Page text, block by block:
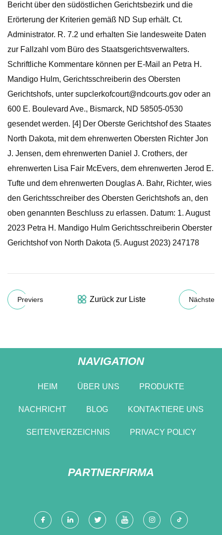
Bericht über den südöstlichen Gerichtsbezirk und die
Erörterung der Kriterien gemäß ND Sup erhält. Ct.
Administrator. R. 7.2 und erhalten Sie landesweite Daten
zur Fallzahl vom Büro des Staatsgerichtsverwalters.
Schriftliche Kommentare können per E-Mail an Petra H.
Mandigo Hulm, Gerichtsschreiberin des Obersten
Gerichtshofs, unter supclerkofcourt@ndcourts.gov oder an
600 E. Boulevard Ave., Bismarck, ND 58505-0530
gesendet werden. [4] Der Oberste Gerichtshof des Staates
North Dakota, mit dem ehrenwerten Obersten Richter Jon
J. Jensen, dem ehrenwerten Daniel J. Crothers, der
ehrenwerten Lisa Fair McEvers, dem ehrenwerten Jerod E.
Tufte und dem ehrenwerten Douglas A. Bahr, Richter, wies
den Gerichtsschreiber des Obersten Gerichtshofs an, den
oben genannten Beschluss zu erlassen. Datum: 1. August
2023 Petra H. Mandigo Hulm Gerichtsschreiberin Oberster
Gerichtshof von North Dakota (5. August 2023) 247178
Previers Zurück zur Liste Nächste
NAVIGATION
HEIM ÜBER UNS PRODUKTE
NACHRICHT BLOG KONTAKTIERE UNS
SEITENVERZEICHNIS PRIVACY POLICY
PARTNERFIRMA